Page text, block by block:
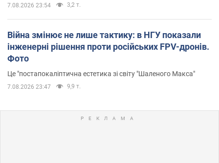
7.08.2026 23:54 3,2 т.
Війна змінює не лише тактику: в НГУ показали
інженерні рішення проти російських FPV-дронів.
Фото
Це "постапокаліптична естетика зі світу "Шаленого Макса"
7.08.2026 23:47 9,9 т.